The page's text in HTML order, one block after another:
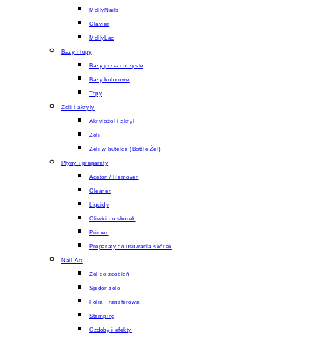
MollyNails
Clavier
MollyLac
Bazy i topy
Bazy przezroczyste
Bazy kolorowe
Topy
Żeli i akryly
Akrylożel i akryl
Żeli
Żeli w butelce (Bottle Żel)
Płyny i preparaty
Aceton / Remover
Cleaner
Liquidy
Oliwki do skórek
Primer
Preparaty do usuwania skórek
Nail Art
Żel do zdobień
Spider żele
Folia Transferowa
Stamping
Ozdoby i efekty